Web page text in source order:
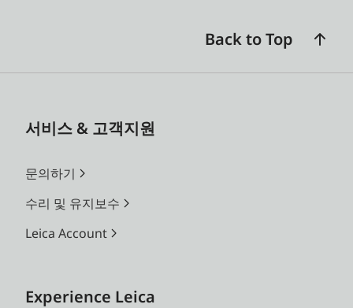
Back to Top
서비스 & 고객지원
문의하기
수리 및 유지보수
Leica Account
Experience Leica